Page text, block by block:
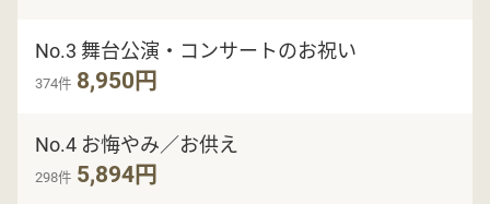
No.3 舞台公演・コンサートのお祝い
374件 8,950円
No.4 お悔やみ／お供え
298件 5,894円